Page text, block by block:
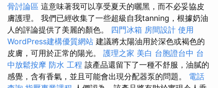
骨討論區 這意味著我可以享受夏天的曬黑，而不必妥協皮
膚護理。 我們已經收集了一些超級自我tanning，根據奶油
人的評論提供了美麗的顏色。 四門冰箱 房間設計 使用
WordPress建構優質網站 建議將太陽油用於深色或褐色的
皮膚，可用於正常的陽光。 護理之家 美白 台胞證台中 台
中放鬆按摩 防水 工程 該產品還留下了一種不舒服，油膩的
感覺，含有香氣，並且可能會出現分配器泵的問題。 電話